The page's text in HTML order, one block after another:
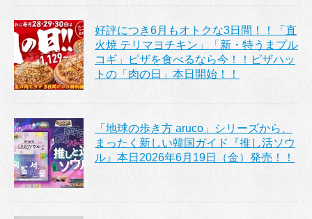
好評につき6月もオトクな3日間！！「直
火焼 テリマヨチキン」「新・特うまプル
コギ」ピザを食べるなら今！！ピザハッ
トの「肉の日」本日開始！！
「地球の歩き方 aruco」シリーズから、
まったく新しい韓国ガイド『推し活ソウ
ル』本日2026年6月19日（金）発売！！